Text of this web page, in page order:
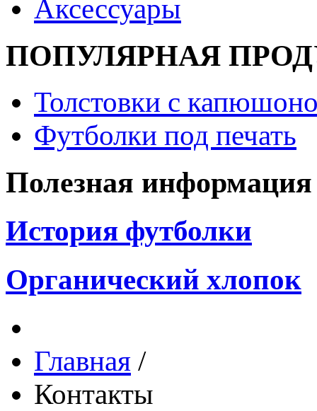
Аксессуары
ПОПУЛЯРНАЯ
Толстовки с
Футболки под печать
Полезная информация
История футболки
Органический хлопок
Главная /
Контакты